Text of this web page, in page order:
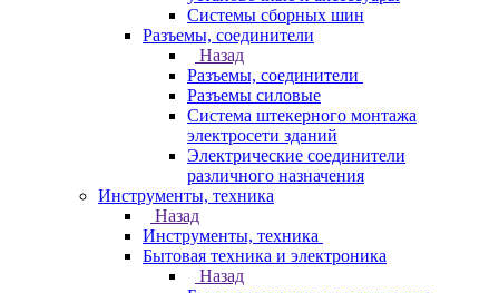
Системы сборных шин
Разъемы, соединители
Назад
Разъемы, соединители
Разъемы силовые
Система штекерного монтажа
электросети зданий
Электрические соединители
различного назначения
Инструменты, техника
Назад
Инструменты, техника
Бытовая техника и электроника
Назад